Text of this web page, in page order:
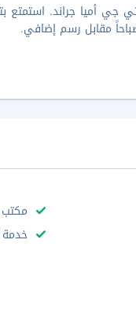
أميا جراند. استمتع
مكتب